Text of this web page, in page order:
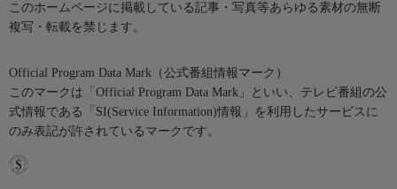
このホームページに掲載している記事・写真等あらゆる素材の無断
複写・転載を禁じます。
Official Program Data Mark（公式番組情報マーク）
このマークは「Official Program Data Mark」といい、テレビ番組の公
式情報である「SI(Service Information)情報」を利用したサービスに
のみ表記が許されているマークです。